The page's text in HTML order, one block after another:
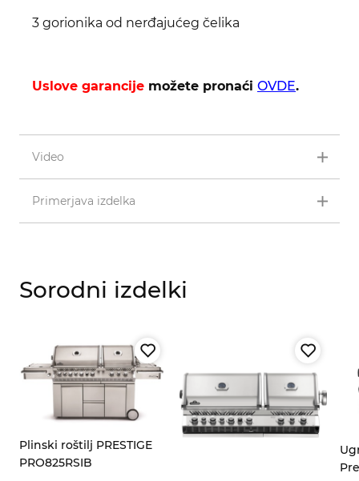
3 gorionika od nerđajućeg čelika
Uslove garancije možete pronaći OVDE.
Video
Primerjava izdelka
Sorodni izdelki
Plinski roštilj PRESTIGE
PRO825RSIB